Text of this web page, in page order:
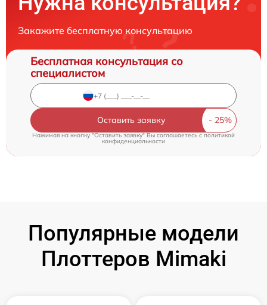
Закажите бесплатную консультацию
Бесплатная консультация со
специалистом
Оставить заявку
Нажимая на кнопку "Оставить заявку" Вы соглашаетесь cполитикой
конфиденциальности
Популярные модели
Плоттеров Mimaki